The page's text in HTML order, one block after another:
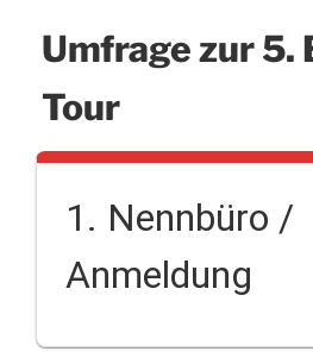
Umfrage zur 5.
Tour
1. Nennbüro /
Anmeldung